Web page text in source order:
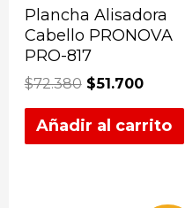
Plancha Alisadora
Cabello PRONOVA
PRO-817
$72.380 $51.700
Añadir al carrito